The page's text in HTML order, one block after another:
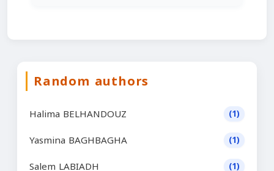
Random authors
Halima BELHANDOUZ (1)
Yasmina BAGHBAGHA (1)
Salem LABIADH (1)